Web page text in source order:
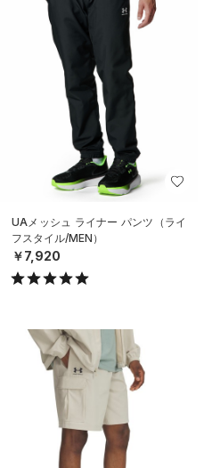
UAメッシュ ライナー パンツ（ライ
フスタイル/MEN）
￥7,920